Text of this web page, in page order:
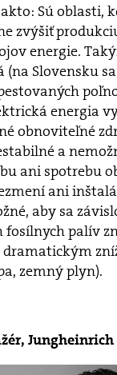
Sú oblasti,
zvýšiť
energie.
(na Slovensku
energia
obnoviteľné
a
ani spotrebu
ani
aby sa
palív
dramatickým
zemný plyn).
Jungheinrich